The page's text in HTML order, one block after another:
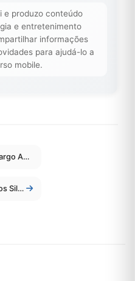
e produzo conteúdo
e entretenimento
informações
para ajudá-lo a
mobile.
Wells Fargo Autograph em 2026: aprovação rápida
Conteúdos Silenciosos: Por Que Vídeos Sem Narração Estão Performando Melhor no Instagram e TikTok